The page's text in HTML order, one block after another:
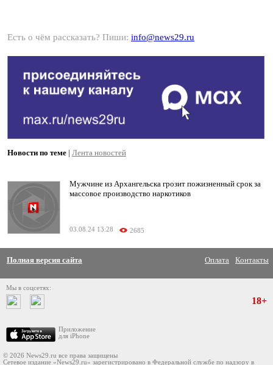
Есть о чём рассказать? Пиши: info@news29.ru
Новости по теме | Лента новостей
Мужчине из Архангельска грозит пожизненный срок за
массовое производство наркотиков
03.08.24 13:28 2685
Полная версия сайта Оплата Контакты
Мы в соцсетях:
Приложение
для iPhone
18+
© 2026 News29.ru все права защищены
Сетевое издание «News29.ru» зарегистрировано в Федеральной службе по надзору в